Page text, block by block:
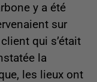
y a été
sur
qui s’était
la
les lieux ont